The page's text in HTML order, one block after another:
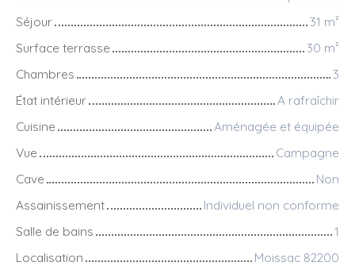
Séjour
31 m²
Surface terrasse
30 m²
Chambres
3
État intérieur
A rafraîchir
Cuisine
Aménagée et équipée
Vue
Campagne
Cave
Non
Assainissement
Individuel non conforme
Salle de bains
1
Localisation
Moissac 82200